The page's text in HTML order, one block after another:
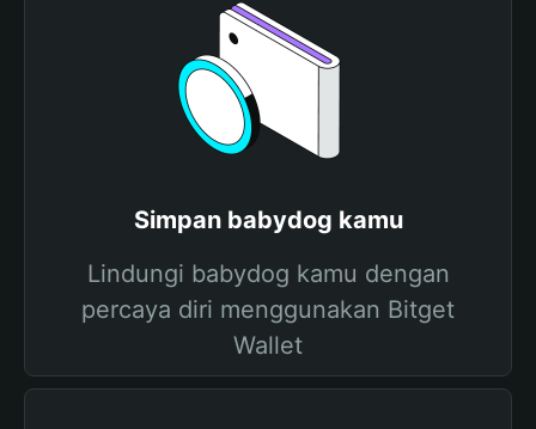
Simpan babydog kamu
Lindungi babydog kamu dengan
percaya diri menggunakan Bitget
Wallet